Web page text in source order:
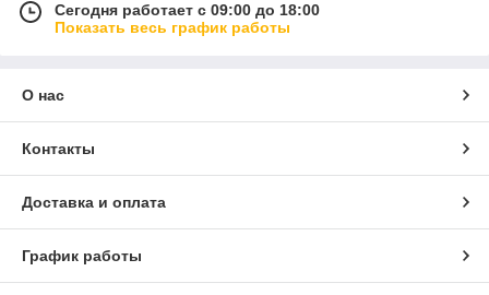
Сегодня работает с 09:00 до 18:00
Показать весь график работы
О нас
Контакты
Доставка и оплата
График работы